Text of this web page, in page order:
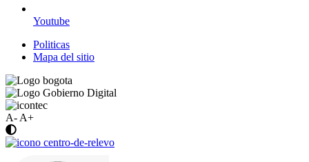
Youtube
Politicas
Mapa del sitio
A- A+